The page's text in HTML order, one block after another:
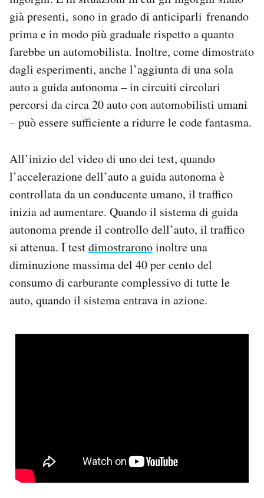
già presenti, sono in grado di anticiparli frenando
prima e in modo più graduale rispetto a quanto
farebbe un automobilista. Inoltre, come dimostrato
dagli esperimenti, anche l’aggiunta di una sola
auto a guida autonoma – in circuiti circolari
percorsi da circa 20 auto con automobilisti umani
– può essere sufficiente a ridurre le code fantasma.
All’inizio del video di uno dei test, quando
l’accelerazione dell’auto a guida autonoma è
controllata da un conducente umano, il traffico
inizia ad aumentare. Quando il sistema di guida
autonoma prende il controllo dell’auto, il traffico
si attenua. I testdimostraronoinoltre una
diminuzione massima del 40 per cento del
consumo di carburante complessivo di tutte le
auto, quando il sistema entrava in azione.